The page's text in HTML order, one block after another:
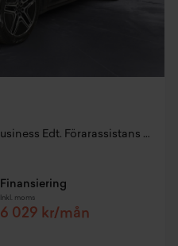
Premium Rwd Long Range Business Edt. Förarassistans Värmepump
Finansiering
Inkl. moms
6 029 kr/mån